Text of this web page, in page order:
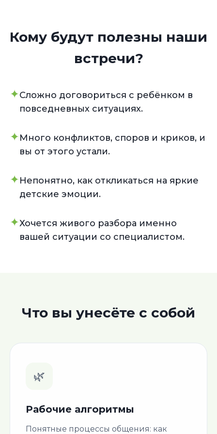
Кому будут полезны наши
встречи?
✦Сложно договориться с ребёнком в
повседневных ситуациях.
✦Много конфликтов, споров и криков, и
вы от этого устали.
✦Непонятно, как откликаться на яркие
детские эмоции.
✦Хочется живого разбора именно
вашей ситуации со специалистом.
Что вы унесёте с собой
🌿
Рабочие алгоритмы
Понятные процессы общения: как